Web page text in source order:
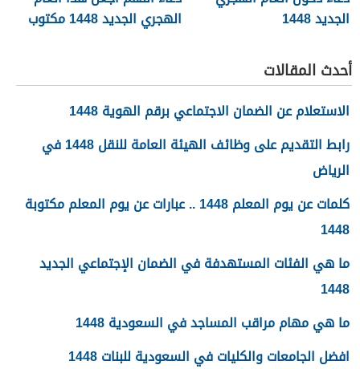
الجديد 1448
الهجري الجديد 1448 مكتوب
أحدث المقالات
الاستعلام عن الضمان الاجتماعي برقم الهوية 1448
رابط التقديم على وظائف الهيئة العامة للنقل 1448 في
الرياض
كلمات عن يوم المعلم 1448 .. عبارات عن يوم المعلم مكتوبة
1448
ما هي الفئات المستهدفة في الضمان الإجتماعي الجديد
1448
ما هي مهام مراقب المساجد في السعودية 1448
افضل الجامعات والكليات في السعودية للبنات 1448